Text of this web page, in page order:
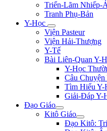
Triển-Lãm Nhiếp-
Tranh Phụ-Bản
Y-Học
Viện Pasteur
Viện Hải-Thượng
Y-Tế
Bài Liên-Quan Y-
Y-Học
Câu
Tìm Hiểu Y-
Giải-Đáp Y-
Đạo Giáo
Kitô Giáo
Đạo Kitô: